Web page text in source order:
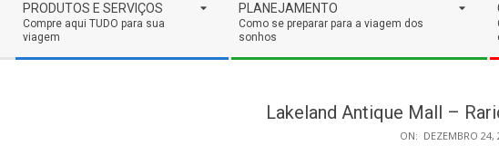
Navigation
Menu
PRODUTOS E SERVIÇOS
Compre aqui TUDO para sua
viagem
PLANEJAMENTO
Como se preparar para a viagem dos
sonhos
Lakeland Antique Mall –
ON: DEZEMBRO 24,